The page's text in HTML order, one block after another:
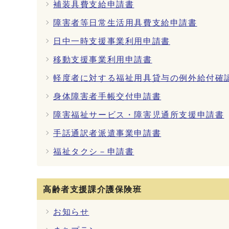
補装具費支給申請書
障害者等日常生活用具費支給申請書
日中一時支援事業利用申請書
移動支援事業利用申請書
軽度者に対する福祉用具貸与の例外給付確
身体障害者手帳交付申請書
障害福祉サービス・障害児通所支援申請書
手話通訳者派遣事業申請書
福祉タクシ－申請書
高齢者支援課介護保険班
お知らせ